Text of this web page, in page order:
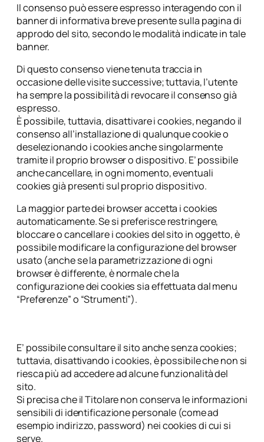
Il consenso può essere espresso interagendo con il
banner di informativa breve presente sulla pagina di
approdo del sito, secondo le modalità indicate in tale
banner.
Di questo consenso viene tenuta traccia in
occasione delle visite successive; tuttavia, l’utente
ha sempre la possibilità di revocare il consenso già
espresso.
È possibile, tuttavia, disattivare i cookies, negando il
consenso all’installazione di qualunque cookie o
deselezionando i cookies anche singolarmente
tramite il proprio browser o dispositivo. E’ possibile
anche cancellare, in ogni momento, eventuali
cookies già presenti sul proprio dispositivo.
La maggior parte dei browser accetta i cookies
automaticamente. Se si preferisce restringere,
bloccare o cancellare i cookies del sito in oggetto, è
possibile modificare la configurazione del browser
usato (anche se la parametrizzazione di ogni
browser è differente, è normale che la
configurazione dei cookies sia effettuata dal menu
“Preferenze” o “Strumenti”).
E’ possibile consultare il sito anche senza cookies;
tuttavia, disattivando i cookies, è possibile che non si
riesca più ad accedere ad alcune funzionalità del
sito.
Si precisa che il Titolare non conserva le informazioni
sensibili di identificazione personale (come ad
esempio indirizzo, password) nei cookies di cui si
serve.